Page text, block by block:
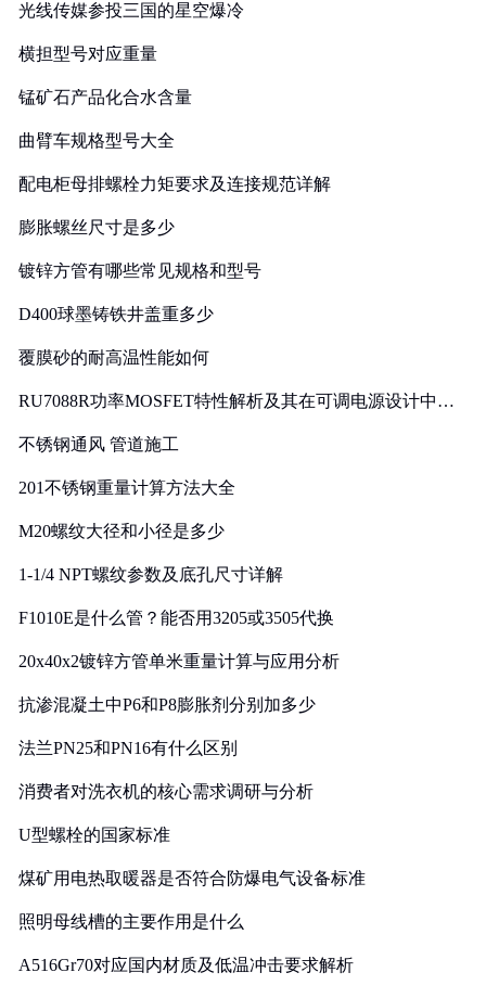
光线传媒参投三国的星空爆冷
横担型号对应重量
锰矿石产品化合水含量
曲臂车规格型号大全
配电柜母排螺栓力矩要求及连接规范详解
膨胀螺丝尺寸是多少
镀锌方管有哪些常见规格和型号
D400球墨铸铁井盖重多少
覆膜砂的耐高温性能如何
RU7088R功率MOSFET特性解析及其在可调电源设计中的
不锈钢通风 管道施工
201不锈钢重量计算方法大全
M20螺纹大径和小径是多少
1-1/4 NPT螺纹参数及底孔尺寸详解
F1010E是什么管？能否用3205或3505代换
20x40x2镀锌方管单米重量计算与应用分析
抗渗混凝土中P6和P8膨胀剂分别加多少
法兰PN25和PN16有什么区别
消费者对洗衣机的核心需求调研与分析
U型螺栓的国家标准
煤矿用电热取暖器是否符合防爆电气设备标准
照明母线槽的主要作用是什么
A516Gr70对应国内材质及低温冲击要求解析